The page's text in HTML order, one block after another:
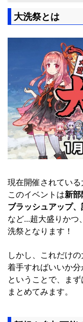
大洗祭とは
現在開催されてい
このイベントは新
ブラッシュアップ
など...超大盛りか
洗祭となります！
しかし、これだけ
着手すればいいか分
ということで、ま
まとめてみます。